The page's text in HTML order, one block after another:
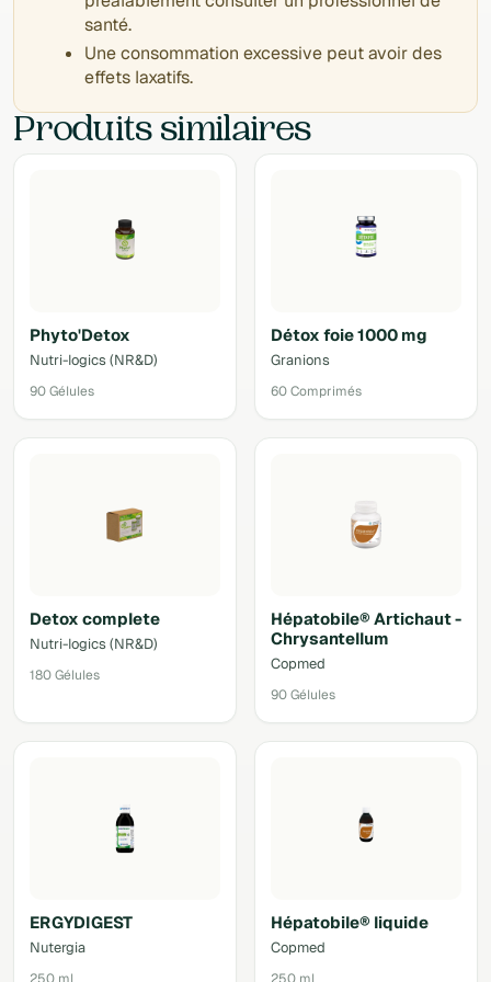
santé.
Une consommation excessive peut avoir des
effets laxatifs.
Produits similaires
Phyto'Detox
Nutri-logics (NR&D)
90 Gélules
Détox foie 1000 mg
Granions
60 Comprimés
Detox complete
Nutri-logics (NR&D)
180 Gélules
Hépatobile® Artichaut -
Chrysantellum
Copmed
90 Gélules
ERGYDIGEST
Nutergia
Hépatobile® liquide
Copmed